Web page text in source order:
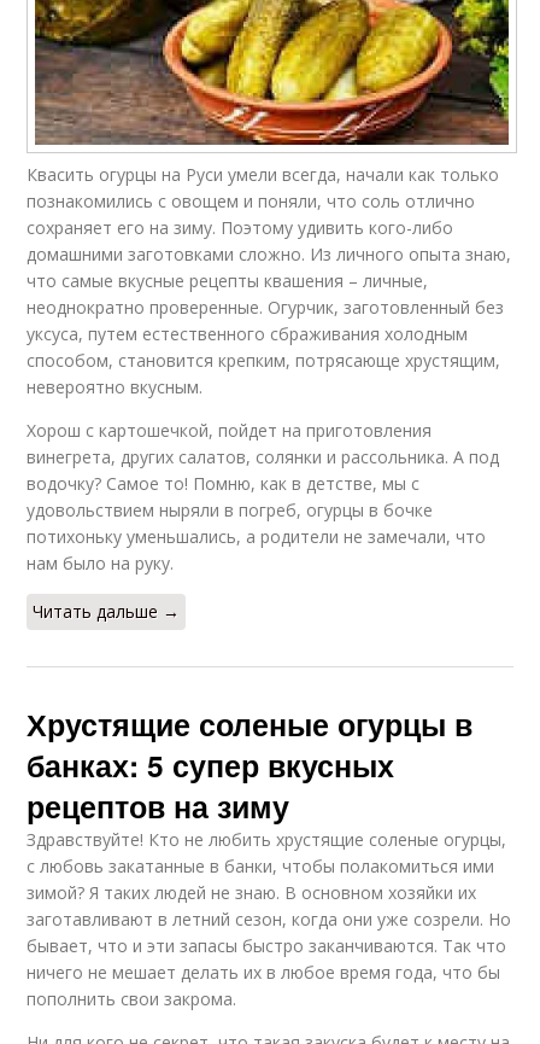
Квасить огурцы на Руси умели всегда, начали как только
познакомились с овощем и поняли, что соль отлично
сохраняет его на зиму. Поэтому удивить кого-либо
домашними заготовками сложно. Из личного опыта знаю,
что самые вкусные рецепты квашения – личные,
неоднократно проверенные. Огурчик, заготовленный без
уксуса, путем естественного сбраживания холодным
способом, становится крепким, потрясающе хрустящим,
невероятно вкусным.
Хорош с картошечкой, пойдет на приготовления
винегрета, других салатов, солянки и рассольника. А под
водочку? Самое то! Помню, как в детстве, мы с
удовольствием ныряли в погреб, огурцы в бочке
потихоньку уменьшались, а родители не замечали, что
нам было на руку.
Читать дальше →
Хрустящие соленые огурцы в
банках: 5 супер вкусных
рецептов на зиму
Здравствуйте! Кто не любить хрустящие соленые огурцы,
с любовь закатанные в банки, чтобы полакомиться ими
зимой? Я таких людей не знаю. В основном хозяйки их
заготавливают в летний сезон, когда они уже созрели. Но
бывает, что и эти запасы быстро заканчиваются. Так что
ничего не мешает делать их в любое время года, что бы
пополнить свои закрома.